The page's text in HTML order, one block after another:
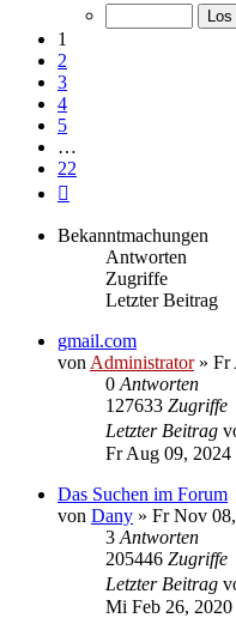
von
1
2
3
4
5
…
22
Bekanntmachungen
Antworten
Zugriffe
Letzter Beitrag
gmail.com
von Administrator» Fr
0 Antworten
127633 Zugriffe
Letzter Beitrag
Fr Aug 09, 2024
Das Suchen im Forum
von Dany » Fr Nov
3 Antworten
205446 Zugriffe
Letzter Beitrag
Mi Feb 26,